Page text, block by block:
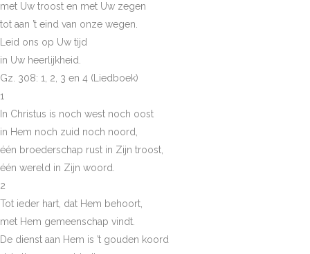
met Uw troost en met Uw zegen
tot aan ’t eind van onze wegen.
Leid ons op Uw tijd
in Uw heerlijkheid.
Gz. 308: 1, 2, 3 en 4 (Liedboek)
1
In Christus is noch west noch oost
in Hem noch zuid noch noord,
één broederschap rust in Zijn troost,
één wereld in Zijn woord.
2
Tot ieder hart, dat Hem behoort,
met Hem gemeenschap vindt.
De dienst aan Hem is ’t gouden koord